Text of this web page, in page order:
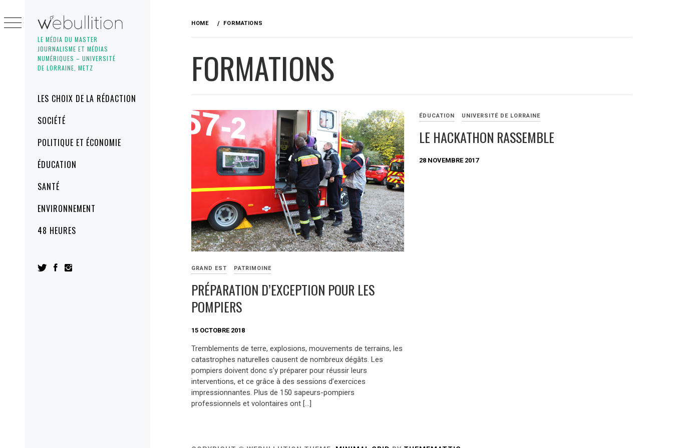
LE MÉDIA DU MASTER
JOURNALISME ET MÉDIAS
NUMÉRIQUES – UNIVERSITÉ
DE LORRAINE, METZ
MenuLES CHOIX DE LA RÉDACTION
SOCIÉTÉ
POLITIQUE ET ÉCONOMIE
ÉDUCATION
SANTÉ
ENVIRONNEMENT
48 HEURES
to
content
HOME FORMATIONS
FORMATIONS
GRAND EST PATRIMOINE
PRÉPARATION D’EXCEPTION POUR LES
POMPIERS
15 OCTOBRE 2018
Tremblements de terre, explosions, mouvements de terrains, les
catastrophes naturelles causent de nombreux dégâts. Les
pompiers doivent donc s’y préparer pour réussir leurs
interventions, et ce grâce à des sessions d’exercices
impressionnantes. Plus de 150 sapeurs-pompiers
professionnels et volontaires ont […]
ÉDUCATION UNIVERSITÉ DE LORRAINE
LE HACKATHON RASSEMBLE
28 NOVEMBRE 2017